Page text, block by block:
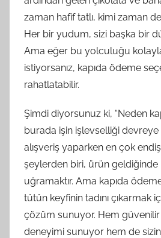
zaman hafif tatlı, kimi zaman
Her bir yudum, sizi başka bir
Ama eğer bu yolculuğu
istiyorsanız, kapıda ödeme
rahatlatabilir.
Şimdi diyorsunuz ki, “Neden
burada işin işlevselliği
alışveriş yaparken en çok
şeylerden biri, ürün geldiğinde
uğramaktır. Ama kapıda
tütün keyfinin tadını çıkarmak
çözüm sunuyor. Hem güvenilir
deneyimi sunuyor hem de